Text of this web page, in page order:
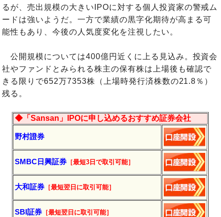
るが、売出規模の大きいIPOに対する個人投資家の警戒ム
ードは強いようだ。一方で業績の黒字化期待が高まる可
能性もあり、今後の人気度変化を注視したい。
公開規模については400億円近くに上る見込み。投資会
社やファンドとみられる株主の保有株は上場後も確認で
きる限りで652万7353株（上場時発行済株数の21.8％）
残る。
◆「Sansan」IPOに申し込めるおすすめ証券会社
野村證券
SMBC日興証券 ［最短3日で取引可能］
大和証券 ［最短翌日に取引可能］
SBI証券 ［最短翌日に取引可能］